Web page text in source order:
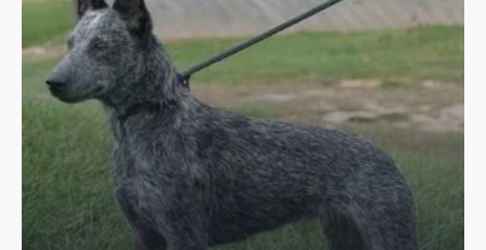
Социум
С ними не будет проблем: какие собаки
имеют крепкое здоровье
Вчера